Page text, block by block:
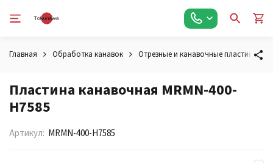
Главная Обработка канавок Отрезные и канавочные пластины
Пластина канавочная MRMN-400-
H7585
Артикул: MRMN-400-H7585